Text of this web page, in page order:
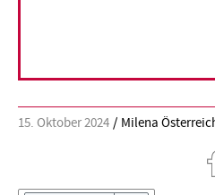
15. Oktober 2024 Milena